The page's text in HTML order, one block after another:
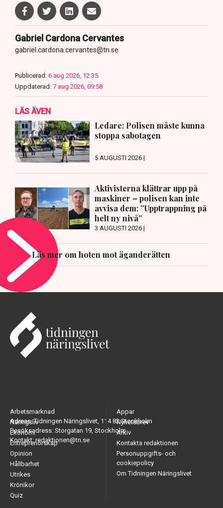
Gabriel Cardona Cervantes
gabriel.cardona.cervantes@tn.se
Publicerad: 6 aug 2026, 12:35
Uppdaterad: 7 aug 2026, 09:58
LÄS ÄVEN
Ledare: Polisen måste kunna
stoppa sabotagen
5 AUGUSTI 2026 |
Aktivisterna klättrar upp på
maskiner – polisen kan inte
avvisa dem: ”Upptrappning på
helt ny nivå”
3 AUGUSTI 2026 |
Läs mer om hoten mot äganderätten
Adress: Tidningen Näringslivet, 114 82 Stockholm
Besöksadress: Storgatan 19, Stockholm
Kontakt: redaktionen@tn.se
Arbetsmarknad
Näringsliv
Ekonomi
Entreprenörskap
Opinion
Hållbarhet
Utrikes
Krönikor
Quiz
Appar
Nyhetsbrev
Arkiv
Kontakta redaktionen
Personuppgifts- och
cookiepolicy
Om Tidningen Näringslivet